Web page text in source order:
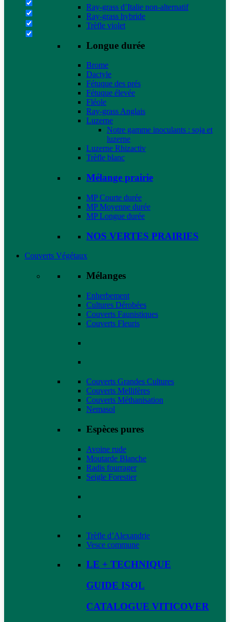
Ray-grass d’Italie non-alternatif
Ray-grass hybride
Trèfle violet
Longue durée
Brome
Dactyle
Fétuque des prés
Fétuque élevée
Fléole
Ray-grass Anglais
Luzerne
Notre gamme inoculants : soja et
luzerne
Luzerne Rhizactiv
Trèfle blanc
Mélange prairie
MP Courte durée
MP Moyenne durée
MP Longue durée
NOS VERTES PRAIRIES
Couverts Végétaux
Mélanges
Enherbement
Cultures Dérobées
Couverts Faunistiques
Couverts Fleuris
Couverts Grandes Cultures
Couverts Mellifères
Couverts Méthanisation
Nemasol
Espèces pures
Avoine rude
Moutarde Blanche
Radis fourrager
Seigle Forestier
Trèfle d’Alexandrie
Vesce commune
LE + TECHNIQUE
GUIDE ISOL
CATALOGUE VITICOVER